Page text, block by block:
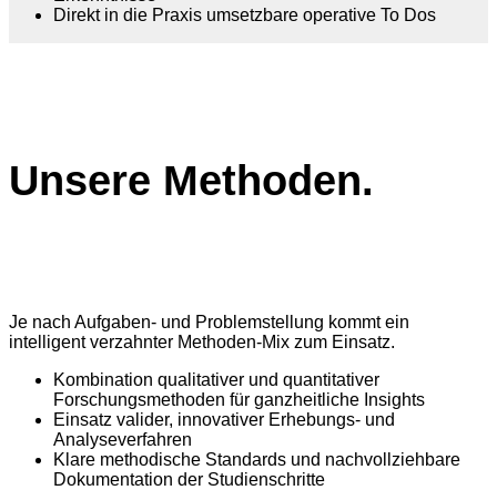
Direkt in die Praxis umsetzbare operative To Dos
Unsere Methoden.
Je nach Aufgaben- und Problemstellung kommt ein
intelligent verzahnter Methoden-Mix zum Einsatz.
Kombination qualitativer und quantitativer
Forschungsmethoden für ganzheitliche Insights
Einsatz valider, innovativer Erhebungs- und
Analyseverfahren
Klare methodische Standards und nachvollziehbare
Dokumentation der Studienschritte